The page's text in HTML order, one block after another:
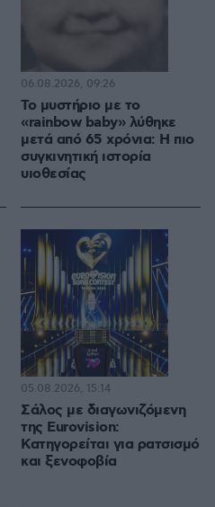
Το μυστήριο με το
«rainbow baby» λύθηκε
μετά από 65 χρόνια: Η πιο
συγκινητική ιστορία
υιοθεσίας
06.08.2026, 09:26
Σάλος με διαγωνιζόμενη
της Eurovision:
Κατηγορείται για ρατσισμό
και ξενοφοβία
05.08.2026, 15:14